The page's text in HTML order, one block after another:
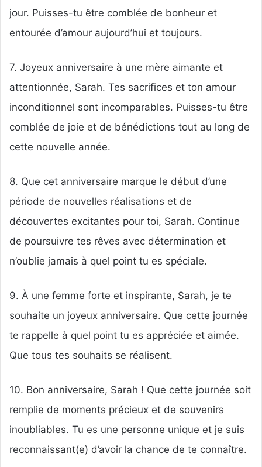
jour. Puisses-tu être comblée de bonheur et
entourée d’amour aujourd’hui et toujours.
7. Joyeux anniversaire à une mère aimante et
attentionnée, Sarah. Tes sacrifices et ton amour
inconditionnel sont incomparables. Puisses-tu être
comblée de joie et de bénédictions tout au long de
cette nouvelle année.
8. Que cet anniversaire marque le début d’une
période de nouvelles réalisations et de
découvertes excitantes pour toi, Sarah. Continue
de poursuivre tes rêves avec détermination et
n’oublie jamais à quel point tu es spéciale.
9. À une femme forte et inspirante, Sarah, je te
souhaite un joyeux anniversaire. Que cette journée
te rappelle à quel point tu es appréciée et aimée.
Que tous tes souhaits se réalisent.
10. Bon anniversaire, Sarah ! Que cette journée soit
remplie de moments précieux et de souvenirs
inoubliables. Tu es une personne unique et je suis
reconnaissant(e) d’avoir la chance de te connaître.